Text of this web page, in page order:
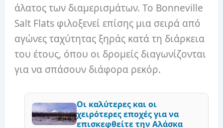
άλατος των διαμερισμάτων. Το Bonneville
Salt Flats φιλοξενεί επίσης μια σειρά από
αγώνες ταχύτητας ξηράς κατά τη διάρκεια
του έτους, όπου οι δρομείς διαγωνίζονται
για να σπάσουν διάφορα ρεκόρ.
Οι καλύτερες και οι
χειρότερες εποχές για να
επισκεφθείτε την Αλάσκα